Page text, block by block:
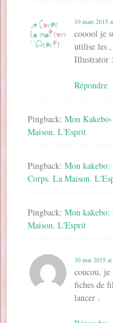
10 mars 2015
cooool je
utilise les
Illustrator
Répondre
Pingback:Mon
Maison. L'Esprit
Pingback:Mon kakebo:
Corps. La Maison.
Pingback:Mon kakebo:
Maison. L'Esprit
30 mai 2015
coucou, je
fiches de
lancer .